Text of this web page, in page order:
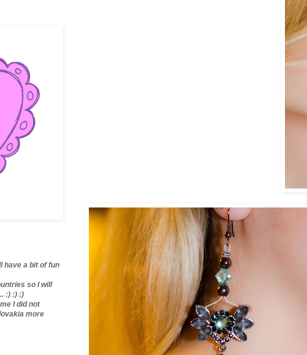
have a bit of fun
so I will
:) :) :)
I did not
more